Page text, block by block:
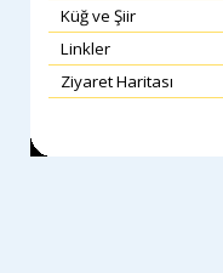
Küğ ve Şiir
Linkler
Ziyaret Haritası